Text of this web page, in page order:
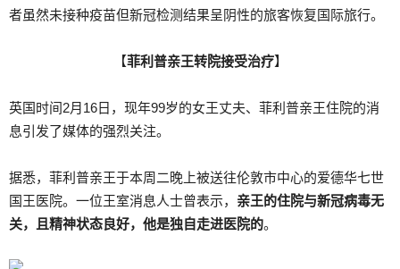
者虽然未接种疫苗但新冠检测结果呈阴性的旅客恢复国际旅行。
【菲利普亲王转院接受治疗】
英国时间2月16日，现年99岁的女王丈夫、菲利普亲王住院的消
息引发了媒体的强烈关注。
据悉，菲利普亲王于本周二晚上被送往伦敦市中心的爱德华七世
国王医院。一位王室消息人士曾表示， 亲王的住院与新冠病毒无
关，且精神状态良好，他是独自走进医院的。